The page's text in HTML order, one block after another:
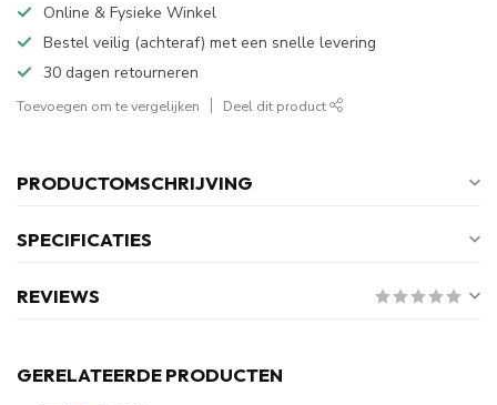
Online & Fysieke Winkel
Bestel veilig (achteraf) met een snelle levering
30 dagen retourneren
Toevoegen om te vergelijken Deel dit product
PRODUCTOMSCHRIJVING
SPECIFICATIES
REVIEWS
GERELATEERDE PRODUCTEN